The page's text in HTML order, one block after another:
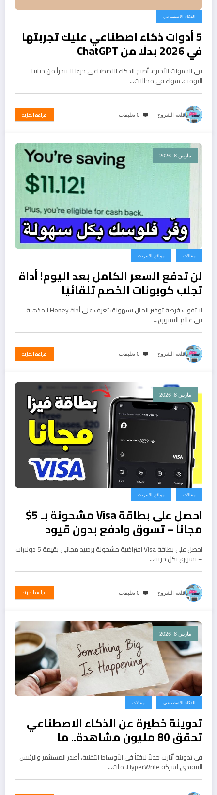
الذكاء الاصطناعي
5 أدوات ذكاء اصطناعي عليك تجربتها
في 2026 بدلًا من ChatGPT
في السنوات الأخيرة، أصبح الذكاء الاصطناعي جزءًا لا يتجزأ من حياتنا
اليومية، سواء في مجالات…
قلعة الشروح 0 تعليقات قراءة المزيد
مارس 8, 2026
مقالات مواقع الانترنت
لن تدفع السعر الكامل بعد اليوم! أداة
تجلب كوبونات الخصم تلقائيًا
لا تفوت فرصة توفير المال بسهولة: تعرف على أداة Honey المذهلة
في عالم التسوق…
قلعة الشروح 0 تعليقات قراءة المزيد
مارس 8, 2026
مقالات مواقع الانترنت
احصل على بطاقة Visa مشحونة بـ 5$
مجاناً – تسوق وادفع بدون قيود
احصل على بطاقة Visa افتراضية مشحونة برصيد مجاني بقيمة 5 دولارات
– تسوق بكل حرية…
قلعة الشروح 0 تعليقات قراءة المزيد
مارس 8, 2026
الذكاء الاصطناعي مقالات
تدوينة خطيرة عن الذكاء الاصطناعي
تحقق 80 مليون مشاهدة.. ما
محتواها؟
في تدوينة أثارت جدلاً لافتاً في الأوساط التقنية، أصدر المستثمر والرئيس
التنفيذي لشركة HyperWrite، مات…